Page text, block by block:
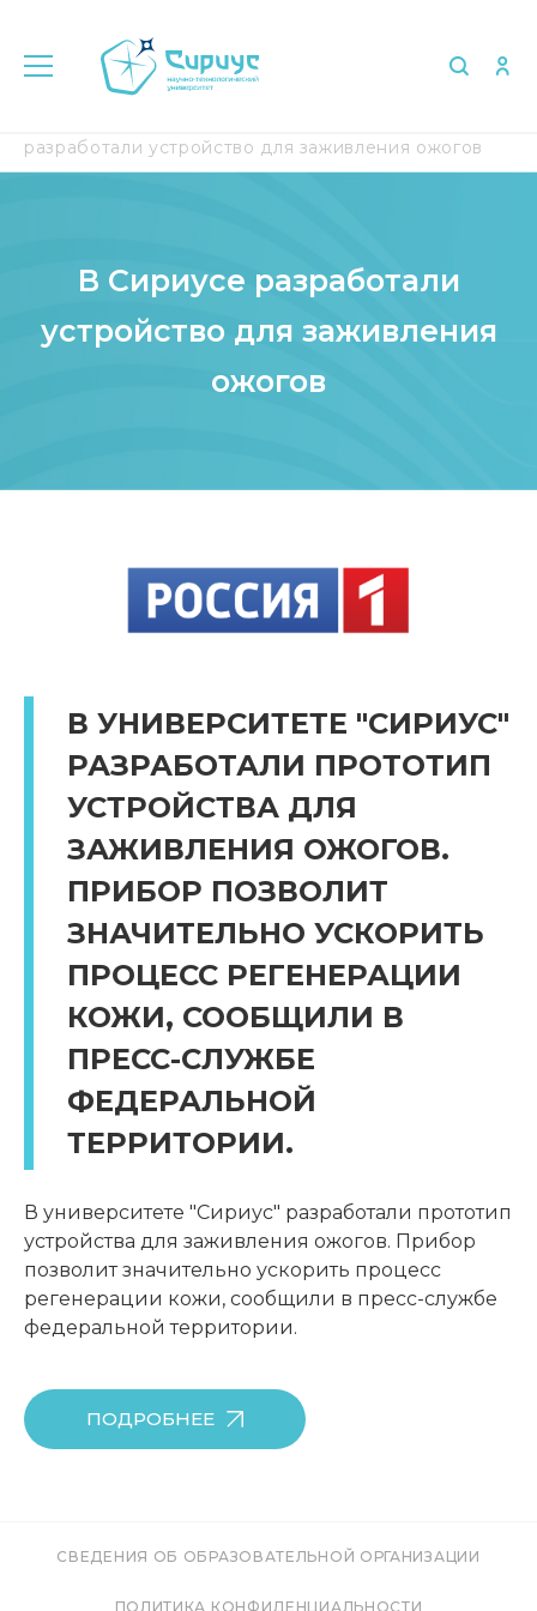
разработали устройство для заживления ожогов
В Сириусе разработали
устройство для заживления
ожогов
В УНИВЕРСИТЕТЕ "СИРИУС"
РАЗРАБОТАЛИ ПРОТОТИП
УСТРОЙСТВА ДЛЯ
ЗАЖИВЛЕНИЯ ОЖОГОВ.
ПРИБОР ПОЗВОЛИТ
ЗНАЧИТЕЛЬНО УСКОРИТЬ
ПРОЦЕСС РЕГЕНЕРАЦИИ
КОЖИ, СООБЩИЛИ В
ПРЕСС-СЛУЖБЕ
ФЕДЕРАЛЬНОЙ
ТЕРРИТОРИИ.
В университете "Сириус" разработали прототип
устройства для заживления ожогов. Прибор
позволит значительно ускорить процесс
регенерации кожи, сообщили в пресс-службе
федеральной территории.
ПОДРОБНЕЕ
СВЕДЕНИЯ ОБ ОБРАЗОВАТЕЛЬНОЙ ОРГАНИЗАЦИИ
ПОЛИТИКА КОНФИДЕНЦИАЛЬНОСТИ